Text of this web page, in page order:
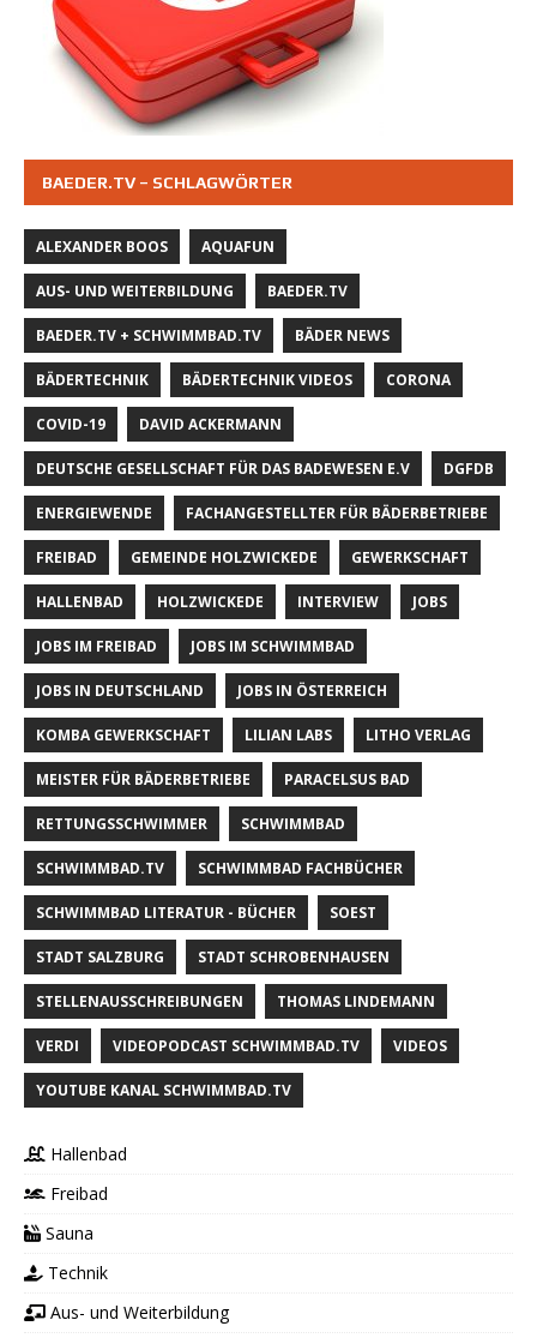
BAEDER.TV – SCHLAGWÖRTER
ALEXANDER BOOS AQUAFUN
AUS- UND WEITERBILDUNG BAEDER.TV
BAEDER.TV + SCHWIMMBAD.TV BÄDER NEWS
BÄDERTECHNIK BÄDERTECHNIK VIDEOS CORONA
COVID-19 DAVID ACKERMANN
DEUTSCHE GESELLSCHAFT FÜR DAS BADEWESEN E.V DGFDB
ENERGIEWENDE FACHANGESTELLTER FÜR BÄDERBETRIEBE
FREIBAD GEMEINDE HOLZWICKEDE GEWERKSCHAFT
HALLENBAD HOLZWICKEDE INTERVIEW JOBS
JOBS IM FREIBAD JOBS IM SCHWIMMBAD
JOBS IN DEUTSCHLAND JOBS IN ÖSTERREICH
KOMBA GEWERKSCHAFT LILIAN LABS LITHO VERLAG
MEISTER FÜR BÄDERBETRIEBE PARACELSUS BAD
RETTUNGSSCHWIMMER SCHWIMMBAD
SCHWIMMBAD.TV SCHWIMMBAD FACHBÜCHER
SCHWIMMBAD LITERATUR - BÜCHER SOEST
STADT SALZBURG STADT SCHROBENHAUSEN
STELLENAUSSCHREIBUNGEN THOMAS LINDEMANN
VERDI VIDEOPODCAST SCHWIMMBAD.TV VIDEOS
YOUTUBE KANAL SCHWIMMBAD.TV
Hallenbad
Freibad
Sauna
Technik
Aus- und Weiterbildung